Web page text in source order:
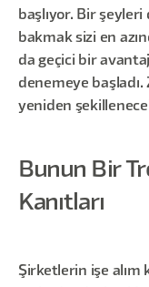
başlıyor. Bir
bakmak sizi en
da geçici bir
denemeye
yeniden
Bunun Bir
Kanıtları
Şirketlerin işe alım